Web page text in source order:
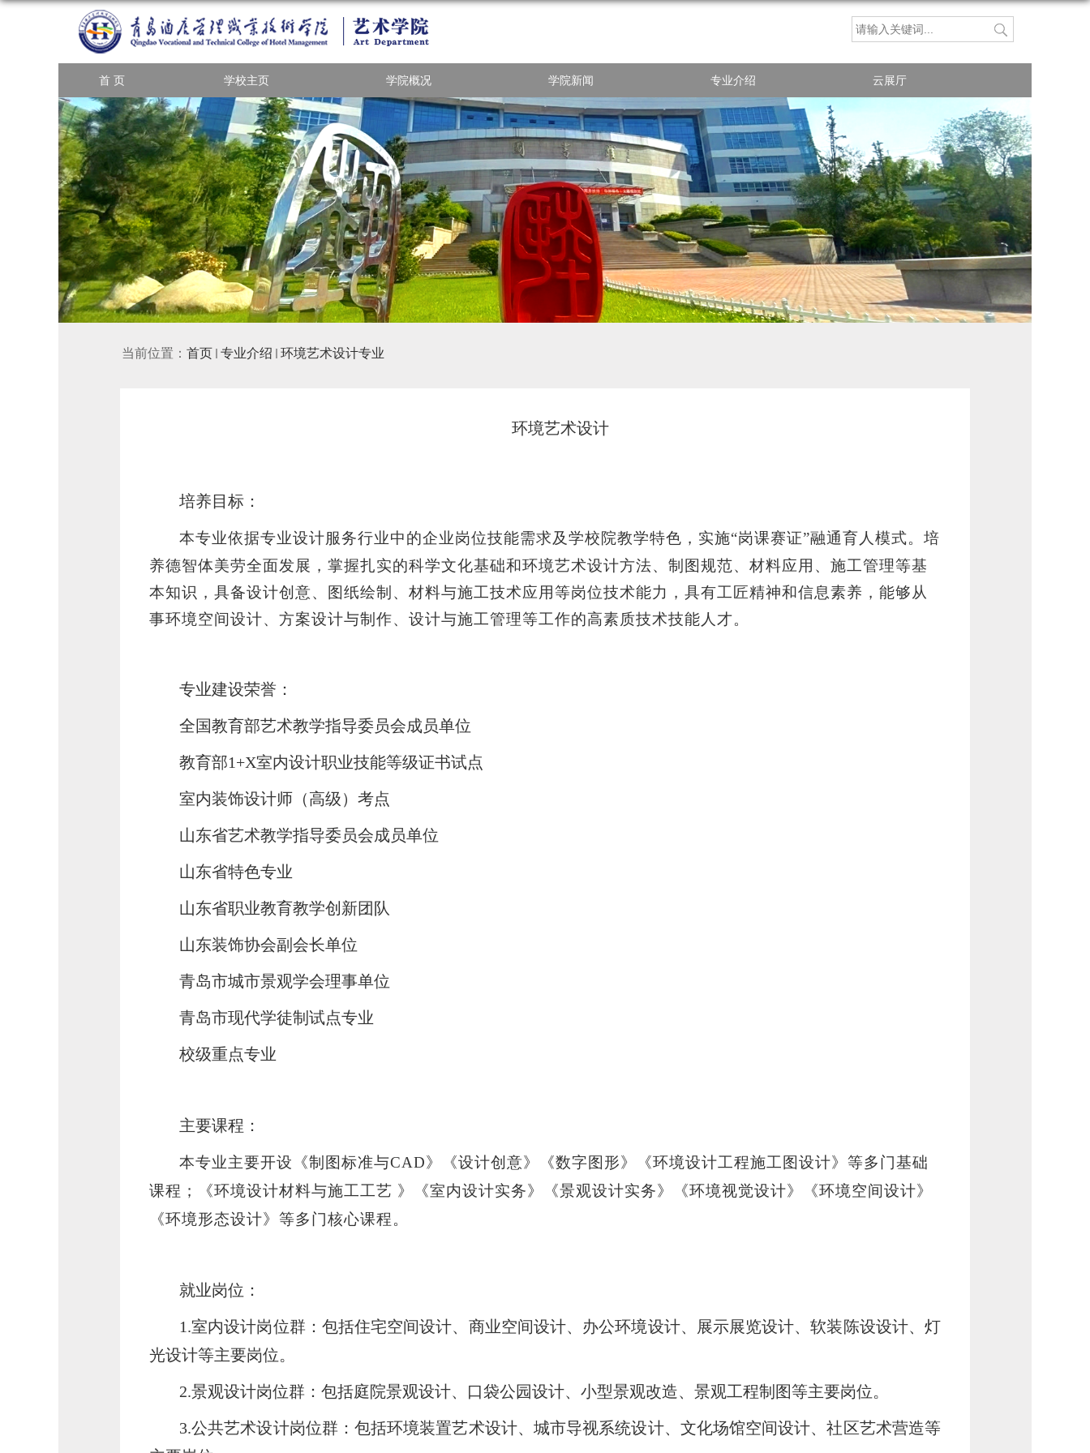
首 页 学校主页 学院概况 学院新闻 专业介绍 云展厅
当前位置： 首页 专业介绍 环境艺术设计专业
环境艺术设计
培养目标：
本专业依据专业设计服务行业中的企业岗位技能需求及学校院教学特色，实施“岗课赛证”融通育人模式。培
养德智体美劳全面发展，掌握扎实的科学文化基础和环境艺术设计方法、制图规范、材料应用、施工管理等基
本知识，具备设计创意、图纸绘制、材料与施工技术应用等岗位技术能力，具有工匠精神和信息素养，能够从
事环境空间设计、方案设计与制作、设计与施工管理等工作的高素质技术技能人才。
专业建设荣誉：
全国教育部艺术教学指导委员会成员单位
教育部1+X室内设计职业技能等级证书试点
室内装饰设计师（高级）考点
山东省艺术教学指导委员会成员单位
山东省特色专业
山东省职业教育教学创新团队
山东装饰协会副会长单位
青岛市城市景观学会理事单位
青岛市现代学徒制试点专业
校级重点专业
主要课程：
本专业主要开设《制图标准与CAD》《设计创意》《数字图形》《环境设计工程施工图设计》等多门基础
课程；《环境设计材料与施工工艺 》《室内设计实务》《景观设计实务》《环境视觉设计》《环境空间设计》
《环境形态设计》等多门核心课程。
就业岗位：
1.室内设计岗位群：包括住宅空间设计、商业空间设计、办公环境设计、展示展览设计、软装陈设设计、灯
光设计等主要岗位。
2.景观设计岗位群：包括庭院景观设计、口袋公园设计、小型景观改造、景观工程制图等主要岗位。
3.公共艺术设计岗位群：包括环境装置艺术设计、城市导视系统设计、文化场馆空间设计、社区艺术营造等